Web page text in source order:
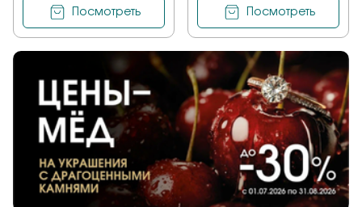
Посмотреть Посмотреть